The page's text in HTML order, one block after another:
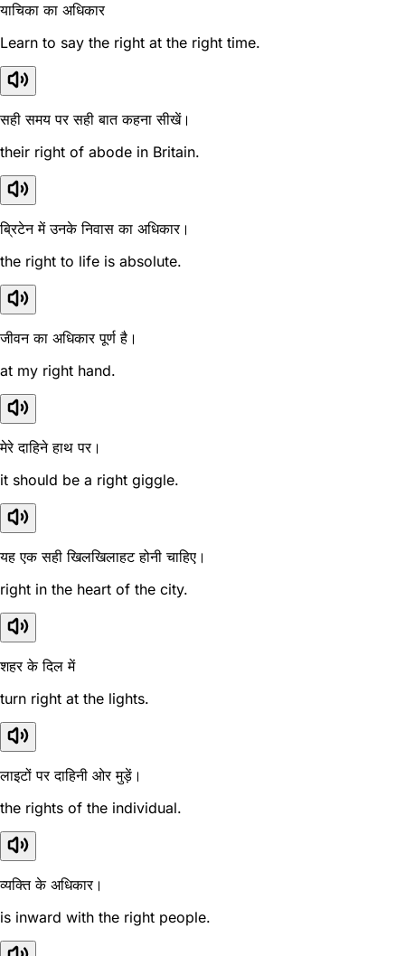
याचिका का अधिकार
Learn to say the right at the right time.
सही समय पर सही बात कहना सीखें।
their right of abode in Britain.
ब्रिटेन में उनके निवास का अधिकार।
the right to life is absolute.
जीवन का अधिकार पूर्ण है।
at my right hand.
मेरे दाहिने हाथ पर।
it should be a right giggle.
यह एक सही खिलखिलाहट होनी चाहिए।
right in the heart of the city.
शहर के दिल में
turn right at the lights.
लाइटों पर दाहिनी ओर मुड़ें।
the rights of the individual.
व्यक्ति के अधिकार।
is inward with the right people.